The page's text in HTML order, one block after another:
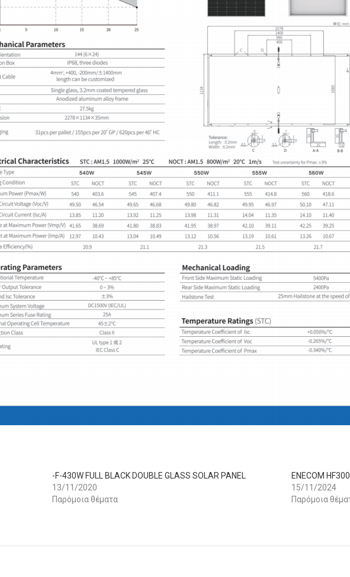
-F-430W FULL BLACK DOUBLE GLASS SOLAR PANEL
13/11/2020
Παρόμοια θέματα
ENECOM HF300
15/11/2024
Παρόμοια